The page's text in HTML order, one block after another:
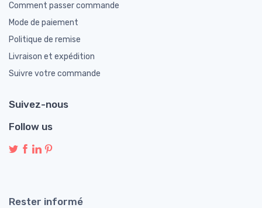
Comment passer commande
Mode de paiement
Politique de remise
Livraison et expédition
Suivre votre commande
Suivez-nous
Follow us
Rester informé